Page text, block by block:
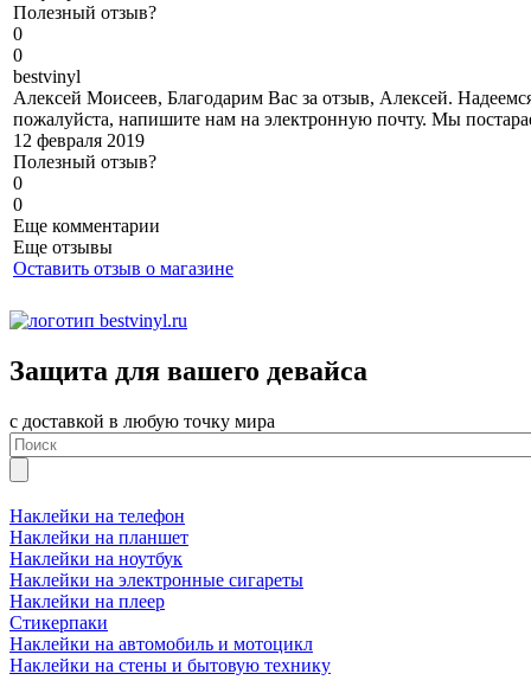
Полезный отзыв?
0
0
bestvinyl
Алексей Моисеев, Благодарим Вас за отзыв, Алексей.
пожалуйста, напишите нам на электронную почту. Мы
12 февраля 2019
Полезный отзыв?
0
0
Еще комментарии
Еще отзывы
Оставить отзыв о магазине
Защита для вашего девайса
с доставкой в любую точку мира
Наклейки на телефон
Наклейки на планшет
Наклейки на ноутбук
Наклейки на электронные сигареты
Наклейки на плеер
Стикерпаки
Наклейки на автомобиль и мотоцикл
Наклейки на стены и бытовую технику